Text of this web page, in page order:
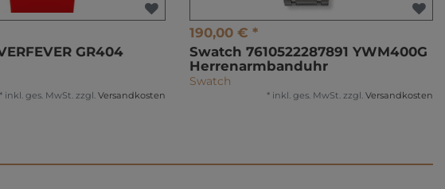
GR404
* inkl. ges. MwSt. zzgl. Versandkosten
190,00 € *
Swatch 7610522287891 YWM400G
Herrenarmbanduhr
Swatch
* inkl. ges. MwSt. zzgl. Versandkosten